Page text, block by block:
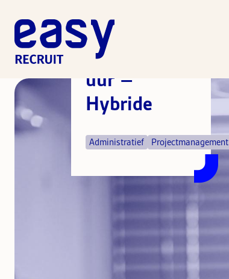
Projectmanager
32 -36
uur –
Hybride
Administratief Projectmanagement